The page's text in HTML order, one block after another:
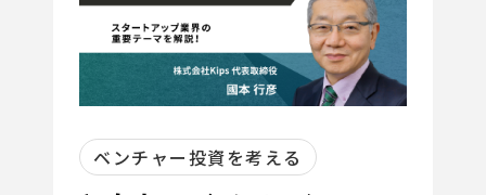
ベンチャー投資を考える